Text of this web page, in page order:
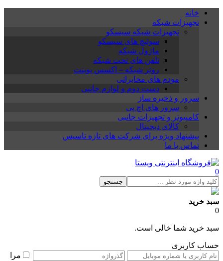
خانه
تجهیزات شبکه
تجهیزات شبکه سیسکو
سوئیچ های سیسکو
ماژول شبکه
تلفن های تحت شبکه
روتر شبکه – اکسس پوینت
مودم های مخابراتی
دست دوم و لوازم جانبی
سرور و ذخیره ساز
سرور های اچ پی
کامپیوتر و تجهیزات جانبی
کالای دیجیتال
پیشنهاد ویژه برای شرکت های تازه تاسیس
تماس با ما
0
جستجو
سبد خرید
0
سبد خرید شما خالی است.
حساب کاربری
مرا